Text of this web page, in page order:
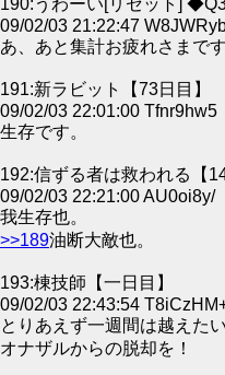
190:うわーい[リセット]
09/02/03 21:22:47
あ、あと集計お疲れさまです
191:新ラビット【73日目】
09/02/03 22:01:00 Tfnr9hw5
生存です。
192:信ずる者は救われる【
09/02/03 22:21:00 AU0oi8y/
我生存也。
>>189油断大敵也。
193:棟技師【一日目】
09/02/03 22:43:54
とりあえず一週間は越えたい
オナザルからの脱却を！